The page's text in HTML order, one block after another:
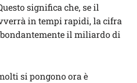
significa che, se il
in tempi rapidi, la cifra
il miliardo di
si pongono ora è